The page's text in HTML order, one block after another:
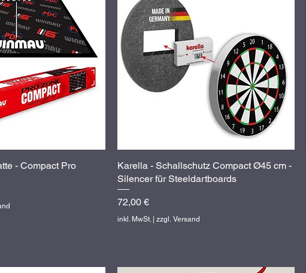
- Compact Pro
Schnellansicht
Karella - Schallschutz Compact Ø45 cm -
Silencer für Steeldartboards
Preis
72,00 €
inkl. MwSt. | zzgl. Versand